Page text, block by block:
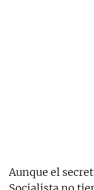
Aunque el